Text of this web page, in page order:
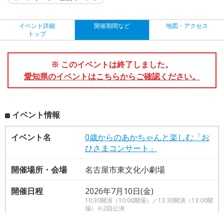
イベント詳細
トップ
開催期間など 地図・アクセス
※ このイベントは終了しました。
愛知県のイベントはこちらからご確認ください。
イベント情報
イベント名
0歳からのあかちゃんと楽しむ「お
ひさまコンサート」
開催場所・会場
名古屋市東文化小劇場
開催日程
2026年7月10日(金)
10:30開演（10:00開場）／13:30開演（13:00開
場）※2回公演